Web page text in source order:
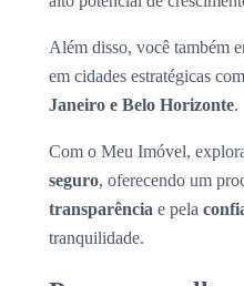
Além disso, você também
em cidades estratégicas
Janeiro e Belo Horizonte.
Com o Meu Imóvel,
seguro, oferecendo um
transparência e pela
tranquilidade.